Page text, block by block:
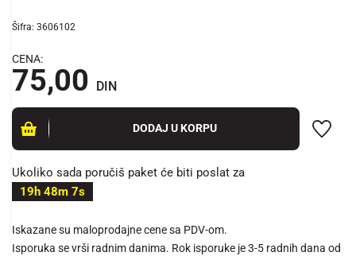
Šifra: 3606102
CENA:
75,00 DIN
DODAJ U KORPU
Ukoliko sada poručiš paket će biti poslat za
19h 48m 7s
Iskazane su maloprodajne cene sa PDV-om.
Isporuka se vrši radnim danima. Rok isporuke je 3-5 radnih dana od